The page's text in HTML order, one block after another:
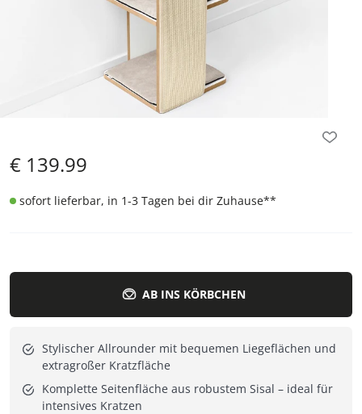
€ 139.99
sofort lieferbar, in 1-3 Tagen bei dir Zuhause**
AB INS KÖRBCHEN
Stylischer Allrounder mit bequemen Liegeflächen und
extragroßer Kratzfläche
Komplette Seitenfläche aus robustem Sisal – ideal für
intensives Kratzen